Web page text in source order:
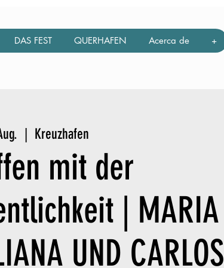
DAS FEST QUERHAFEN Acerca de +
Kreuzhafen
mit der
| MARIA
UND CARLOS